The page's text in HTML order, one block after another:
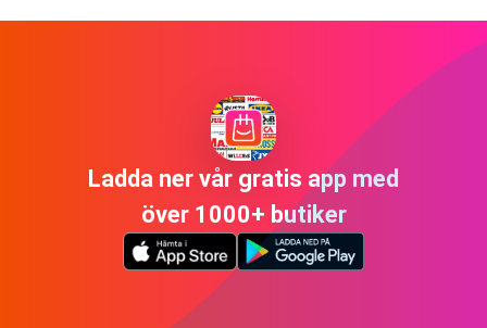
Ladda ner vår gratis app med
över 1000+ butiker